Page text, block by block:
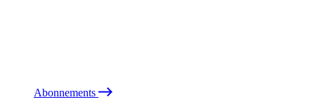
Abonnements